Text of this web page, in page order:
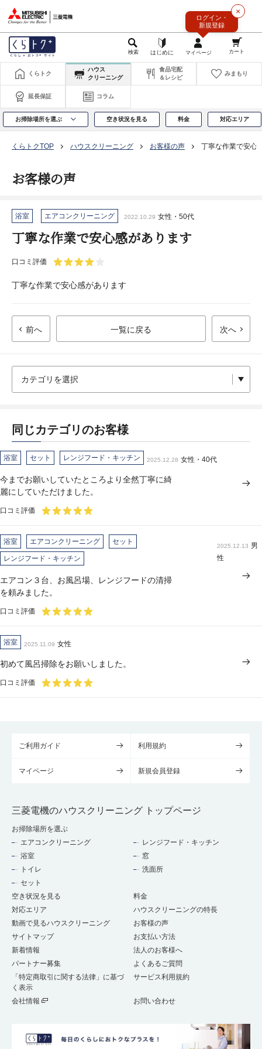
×
ログイン・
新規登録
くらトク
ハウス
クリーニング
食品宅配
＆レシピ
みまもり
延長保証 コラム
お掃除場所を選ぶ 空き状況を見る 料金 対応エリア
くらトクTOP ハウスクリーニング お客様の声 丁寧な作業で安心
お客様の声
浴室 エアコンクリーニング 2022.10.29 女性・50代
丁寧な作業で安心感があります
口コミ評価
丁寧な作業で安心感があります
前へ 一覧に戻る 次へ
同じカテゴリのお客様
浴室 セット レンジフード・キッチン 2025.12.28 女性・40代
今までお願いしていたところより全然丁寧に綺
麗にしていただけました。
口コミ評価
浴室 エアコンクリーニング セット
レンジフード・キッチン
2025.12.13 男
性
エアコン３台、お風呂場、レンジフードの清掃
を頼みました。
口コミ評価
浴室 2025.11.09 女性
初めて風呂掃除をお願いしました。
口コミ評価
ご利用ガイド 利用規約
マイページ 新規会員登録
三菱電機のハウスクリーニング トップページ
お掃除場所を選ぶ
エアコンクリーニング
レンジフード・キッチン
浴室
窓
トイレ
洗面所
セット
空き状況を見る
料金
対応エリア
ハウスクリーニングの特長
動画で見るハウスクリーニング
お客様の声
サイトマップ
お支払い方法
新着情報
法人のお客様へ
パートナー募集
よくあるご質問
「特定商取引に関する法律」に基づ
く表示
サービス利用規約
会社情報 お問い合わせ